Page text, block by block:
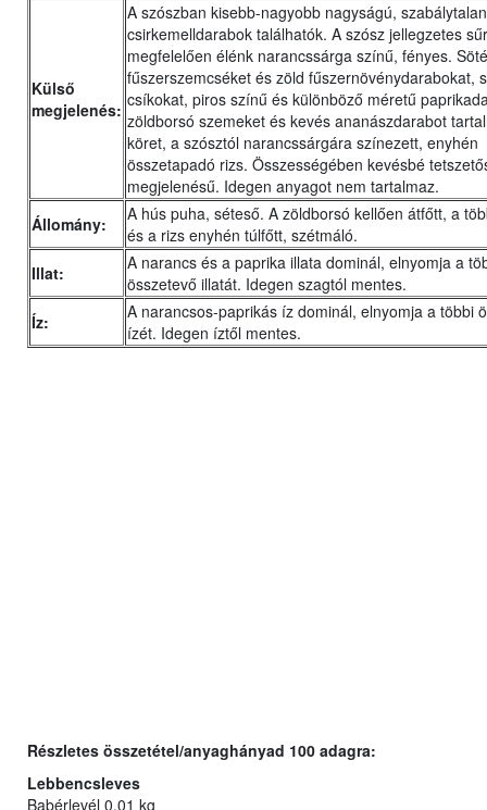
Külső
megjelenés:
A szószban kisebb-nagyobb nagyságú,
csirkemelldarabok találhatók. A szósz jellegzetes
megfelelően élénk narancssárga színű, fényes.
fűszerszemcséket és zöld fűszernövénydarabokat,
csíkokat, piros színű és különböző méretű
zöldborsó szemeket és kevés ananászdarabot
köret, a szósztól narancssárgára színezett, enyhén
összetapadó rizs. Összességében kevésbé
megjelenésű. Idegen anyagot nem tartalmaz.
Állomány:
A hús puha, séteső. A zöldborsó kellően átfőtt, a
és a rizs enyhén túlfőtt, szétmáló.
Illat:
A narancs és a paprika illata dominál, elnyomja a
összetevő illatát. Idegen szagtól mentes.
Íz:
A narancsos-paprikás íz dominál, elnyomja a többi
ízét. Idegen íztől mentes.
Részletes összetétel/anyaghányad 100 adagra:
Lebbencsleves
Babérlevél 0,01 kg